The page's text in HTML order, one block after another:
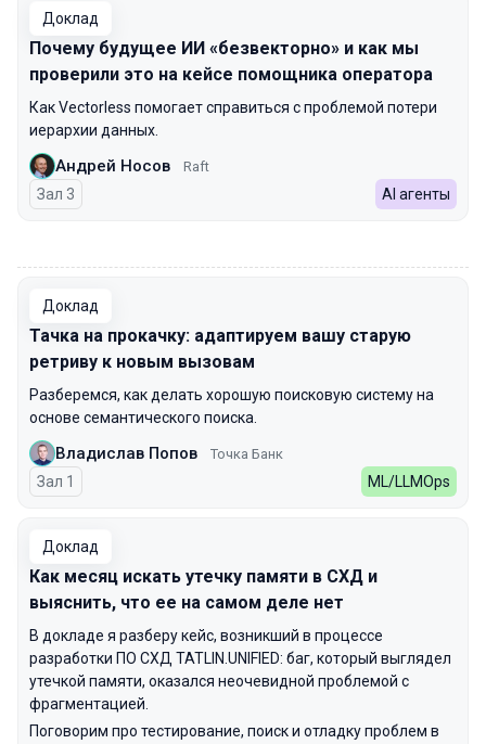
Доклад
Почему будущее ИИ «безвекторно» и как мы
проверили это на кейсе помощника оператора
Как Vectorless помогает справиться с проблемой потери
иерархии данных.
Андрей Носов Raft
Зал 3 AI агенты
Доклад
Тачка на прокачку: адаптируем вашу старую
ретриву к новым вызовам
Разберемся, как делать хорошую поисковую систему на
основе семантического поиска.
Владислав Попов Точка Банк
Зал 1 ML/LLMOps
Доклад
Как месяц искать утечку памяти в СХД и
выяснить, что ее на самом деле нет
В докладе я разберу кейс, возникший в процессе
разработки ПО СХД TATLIN.UNIFIED: баг, который выглядел
утечкой памяти, оказался неочевидной проблемой с
фрагментацией.
Поговорим про тестирование, поиск и отладку проблем в